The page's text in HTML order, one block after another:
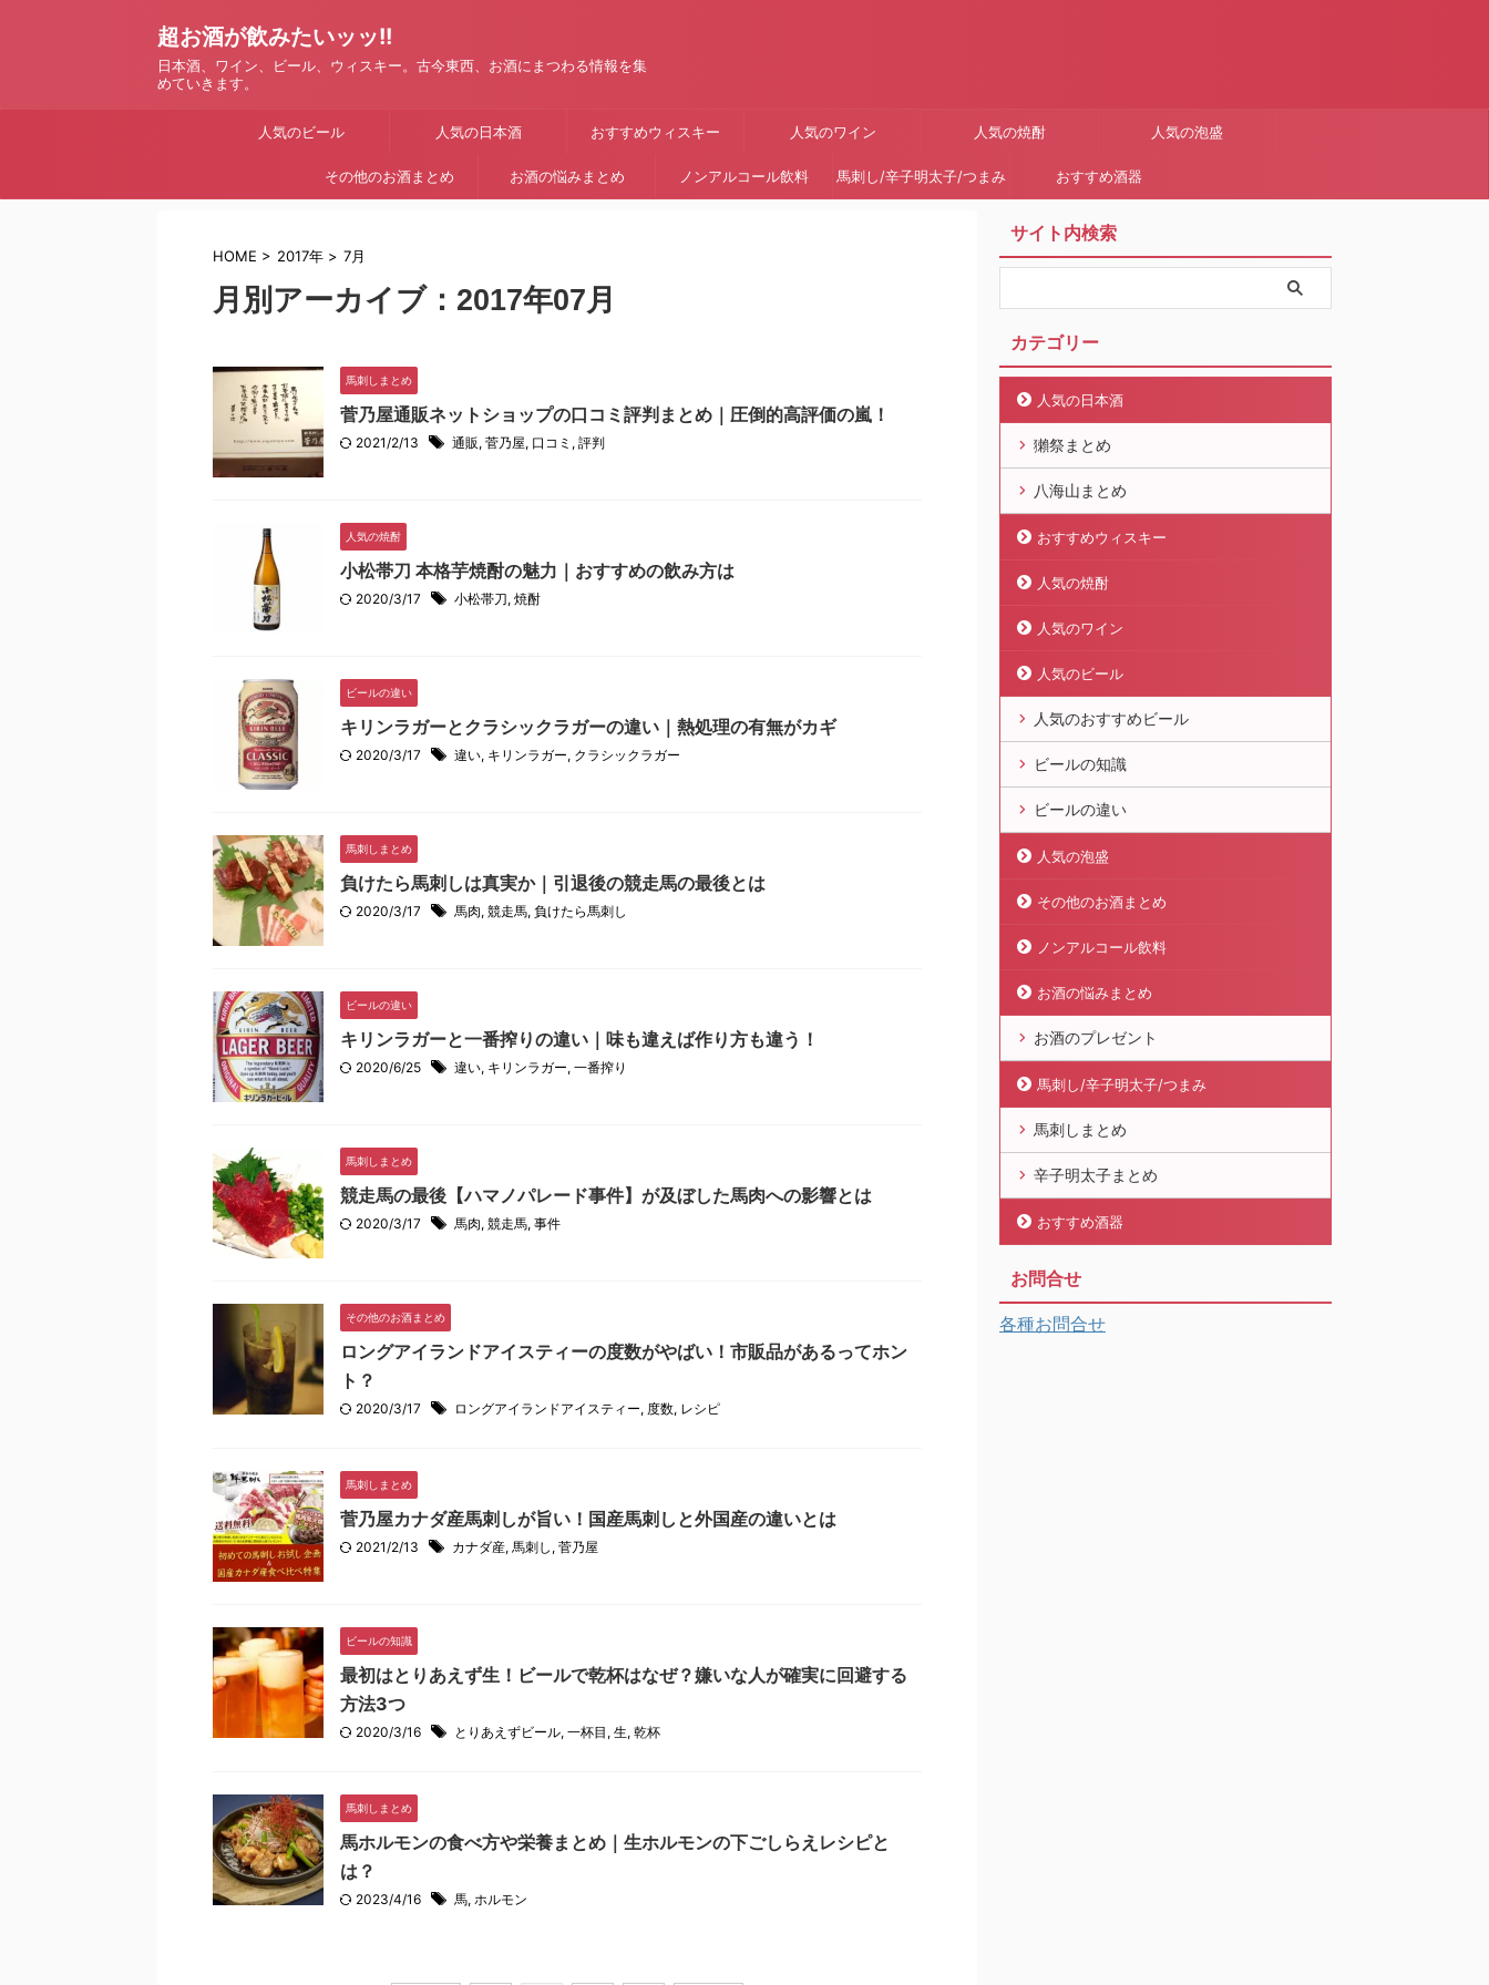
超お酒が飲みたいッッ!!
日本酒、ワイン、ビール、ウィスキー。古今東西、お酒にまつわる情報を集
めていきます。
人気のビール 人気の日本酒 おすすめウィスキー 人気のワイン 人気の焼酎 人気の泡盛
その他のお酒まとめ お酒の悩みまとめ ノンアルコール飲料 馬刺し/辛子明太子/つまみ おすすめ酒器
HOME > 2017年 > 7月
月別アーカイブ：2017年07月
馬刺しまとめ
菅乃屋通販ネットショップの口コミ評判まとめ｜圧倒的高評価の嵐！
2021/2/13 通販, 菅乃屋, 口コミ , 評判
人気の焼酎
小松帯刀 本格芋焼酎の魅力｜おすすめの飲み方は
2020/3/17 小松帯刀, 焼酎
ビールの違い
キリンラガーとクラシックラガーの違い｜熱処理の有無がカギ
2020/3/17 違い, キリンラガー, クラシックラガー
馬刺しまとめ
負けたら馬刺しは真実か｜引退後の競走馬の最後とは
2020/3/17 馬肉, 競走馬, 負けたら馬刺し
ビールの違い
キリンラガーと一番搾りの違い｜味も違えば作り方も違う！
2020/6/25 違い, キリンラガー, 一番搾り
馬刺しまとめ
競走馬の最後【ハマノパレード事件】が及ぼした馬肉への影響とは
2020/3/17 馬肉, 競走馬, 事件
その他のお酒まとめ
ロングアイランドアイスティーの度数がやばい！市販品があるってホン
ト？
2020/3/17 ロングアイランドアイスティー, 度数, レシピ
馬刺しまとめ
菅乃屋カナダ産馬刺しが旨い！国産馬刺しと外国産の違いとは
2021/2/13 カナダ産, 馬刺し , 菅乃屋
ビールの知識
最初はとりあえず生！ビールで乾杯はなぜ？嫌いな人が確実に回避する
方法3つ
2020/3/16 とりあえずビール, 一杯目 , 生, 乾杯
馬刺しまとめ
馬ホルモンの食べ方や栄養まとめ｜生ホルモンの下ごしらえレシピと
は？
2023/4/16 馬, ホルモン
サイト内検索
カテゴリー
人気の日本酒
獺祭まとめ
八海山まとめ
おすすめウィスキー
人気の焼酎
人気のワイン
人気のビール
人気のおすすめビール
ビールの知識
ビールの違い
人気の泡盛
その他のお酒まとめ
ノンアルコール飲料
お酒の悩みまとめ
お酒のプレゼント
馬刺し/辛子明太子/つまみ
馬刺しまとめ
辛子明太子まとめ
おすすめ酒器
お問合せ
各種お問合せ